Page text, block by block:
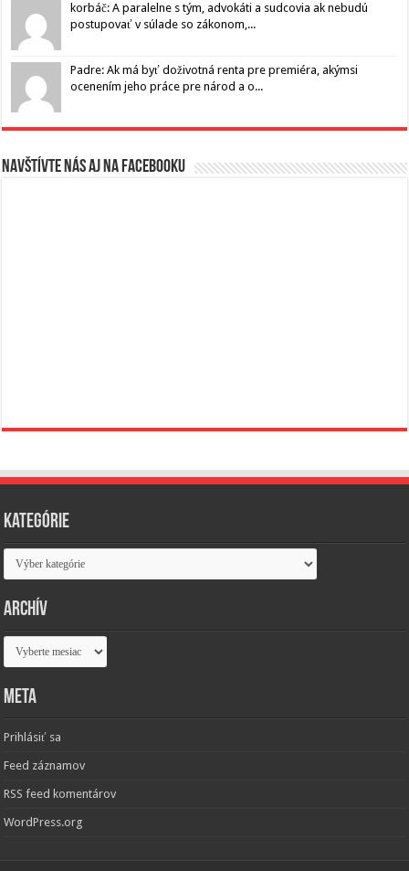
korbáč: A paralelne s tým, advokáti a sudcovia ak nebudú
postupovať v súlade so zákonom,...
Padre: Ak má byť doživotná renta pre premiéra, akýmsi
ocenením jeho práce pre národ a o...
Navštívte nás aj na Facebooku
Kategórie
Kategórie
Archív
Archív
Meta
Prihlásiť sa
Feed záznamov
RSS feed komentárov
WordPress.org